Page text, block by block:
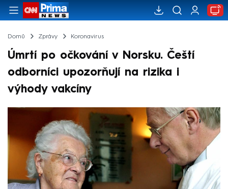
Domů Zprávy Koronavirus
Úmrtí po očkování v Norsku. Čeští
odborníci upozorňují na rizika i
výhody vakcíny